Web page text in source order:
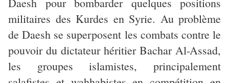
militaires des Kurdes en Syrie. Au problème
de Daesh se superposent les combats contre le
pouvoir du dictateur héritier Bachar Al-Assad,
les groupes islamistes, principalement